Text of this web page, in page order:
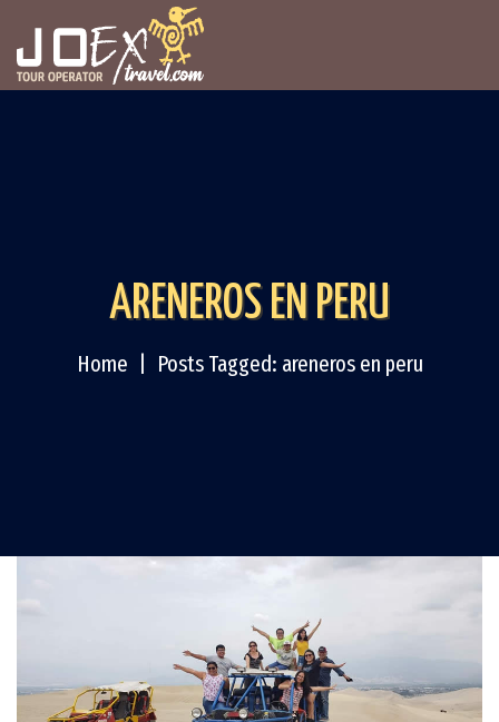
ARENEROS EN PERU
Home Posts Tagged: areneros en peru